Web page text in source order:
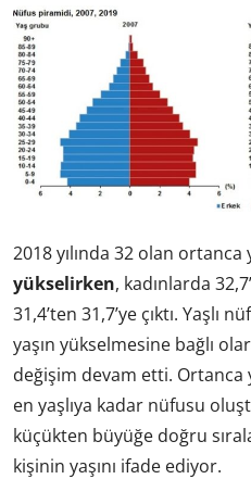
2018 yılında 32 olan ortanca
yükselirken, kadınlarda
31,4’ten 31,7’ye çıktı. Yaşlı
yaşın yükselmesine bağlı
değişim devam etti. Ortanca
en yaşlıya kadar nüfusu
küçükten büyüğe doğru
kişinin yaşını ifade ediyor.